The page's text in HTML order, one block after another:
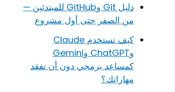
دليل Git وGitHub للمبتدئين —
من الصفر حتى أول مشروع
كيف تستخدم Claude
وChatGPT وGemini
كمساعد برمجي دون أن تفقد
مهاراتك؟